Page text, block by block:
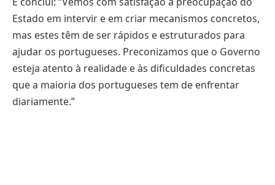
Estado em intervir e em criar mecanismos concretos,
mas estes têm de ser rápidos e estruturados para
ajudar os portugueses. Preconizamos que o Governo
esteja atento à realidade e às dificuldades concretas
que a maioria dos portugueses tem de enfrentar
diariamente.”